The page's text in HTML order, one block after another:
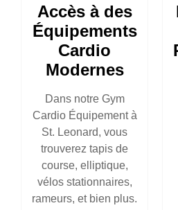
Accès à des
Équipements
Cardio
Modernes
Dans notre Gym
Cardio Équipement à
St. Leonard, vous
trouverez tapis de
course, elliptique,
vélos stationnaires,
rameurs, et bien plus.